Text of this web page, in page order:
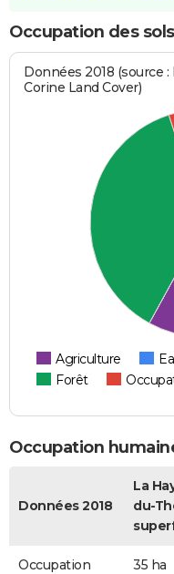
Occupation des
Données 2018 (source
Corine Land Cover)
Agriculture
Forêt
Occupation
Données 2018
La
du-
Occupation
35 ha